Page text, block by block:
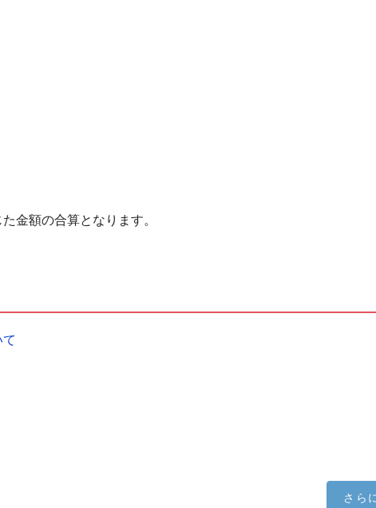
金額の合算となります。
さら